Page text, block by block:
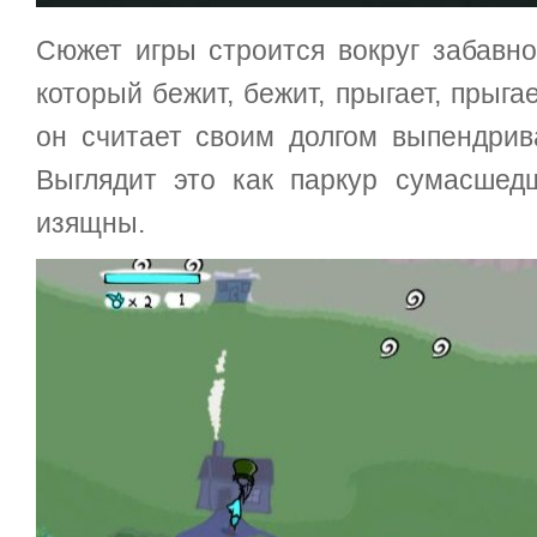
Сюжет игры строится вокруг
который бежит, бежит, прыгает,
он считает своим долгом
Выглядит это как паркур
изящны.